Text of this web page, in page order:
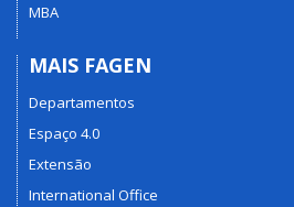
MBA
MAIS FAGEN
Departamentos
Espaço 4.0
Extensão
International Office